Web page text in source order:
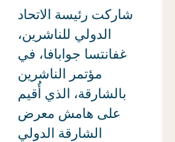
شاركت رئيسة الاتحاد
الدولي للناشرين،
غفانتسا جوابافا، في
مؤتمر الناشرين
بالشارقة، الذي أُقيم
على هامش معرض
الشارقة الدولي